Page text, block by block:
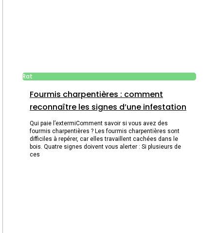
Rat
Fourmis charpentières : comment
reconnaître les signes d’une infestation
Qui paie l’extermiComment savoir si vous avez des
fourmis charpentières ? Les fourmis charpentières sont
difficiles à repérer, car elles travaillent cachées dans le
bois. Quatre signes doivent vous alerter : Si plusieurs de
ces